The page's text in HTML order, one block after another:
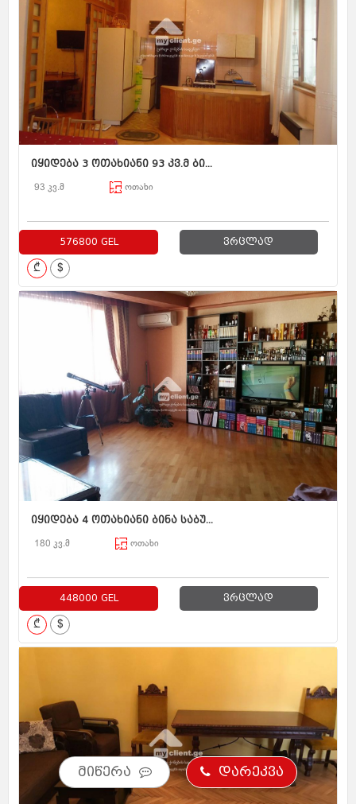
იყიდება 3 ოთახიანი 93 კვ.მ ბი...
93 კვ.მ ოთახი
576800 GEL ვრცლად
₾ $
იყიდება 4 ოთახიანი ბინა საბუ...
180 კვ.მ ოთახი
448000 GEL ვრცლად
₾ $
მიწერა დარეკვა